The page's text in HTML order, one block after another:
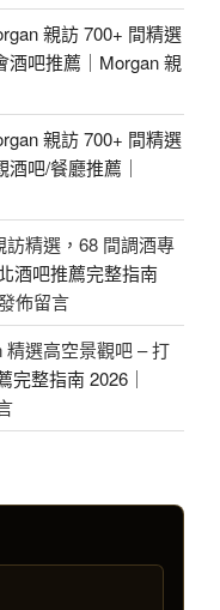
親訪 700+ 間精選
酒吧推薦｜Morgan 親
親訪 700+ 間精選
酒吧/餐廳推薦｜
訪精選，68 間調酒專
酒吧推薦完整指南
佈留言
精選高空景觀吧 – 打
完整指南 2026｜